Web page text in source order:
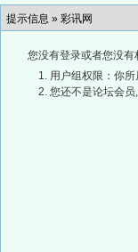
提示信息 » 彩讯网
您没有登录或者您没
用户组权限：你
您还不是论坛会